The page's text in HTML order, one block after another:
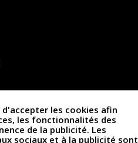
d'accepter les cookies afin
les fonctionnalités des
de la publicité. Les
sociaux et à la publicité sont